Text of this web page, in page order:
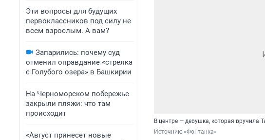
Эти вопросы для будущих
первоклассников под силу не
всем взрослым. А вам?
Запарились: почему суд
отменил оправдание «стрелка
с Голубого озера» в Башкирии
На Черноморском побережье
закрыли пляжи: что там
происходит
«Август принесет новые
В центре — девушка, которая вручила
Источник: «Фонтанка»